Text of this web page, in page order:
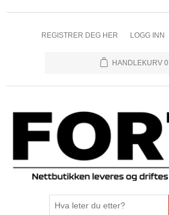
REGISTRER DEG HER LOGG INN
HANDLEKURV 0